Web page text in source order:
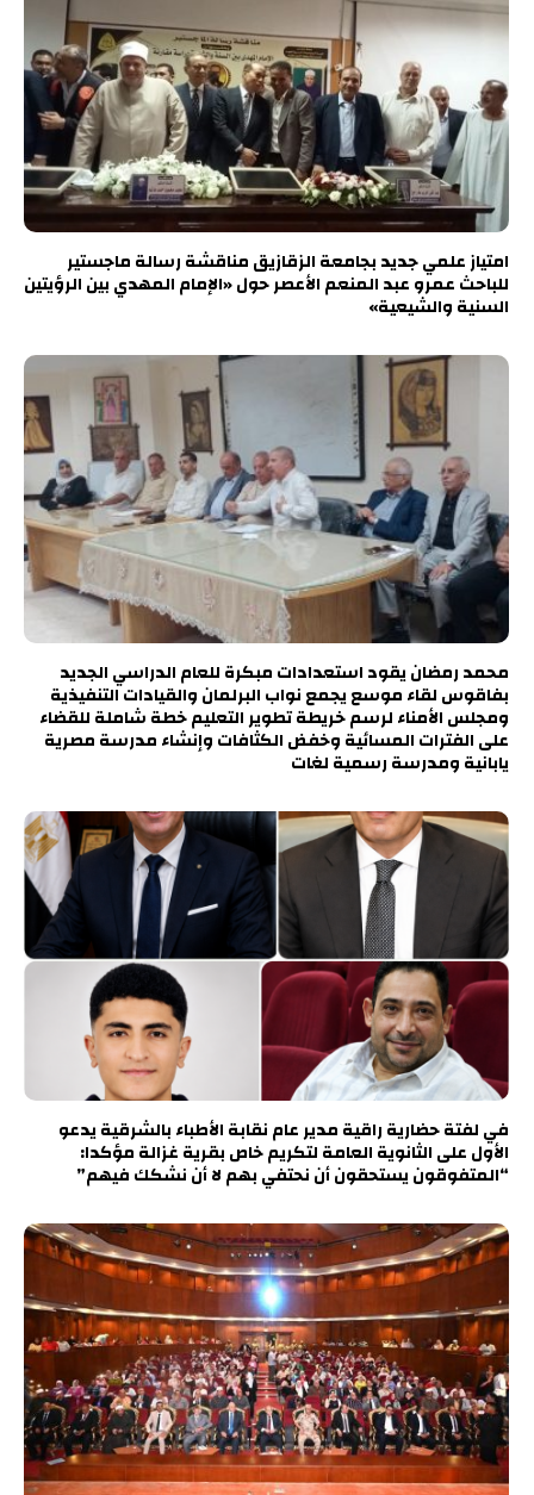
امتياز علمي جديد بجامعة الزقازيق مناقشة رسالة ماجستير
للباحث عمرو عبد المنعم الأعصر حول «الإمام المهدي بين الرؤيتين
السنية والشيعية»
محمد رمضان يقود استعدادات مبكرة للعام الدراسي الجديد
بفاقوس لقاء موسع يجمع نواب البرلمان والقيادات التنفيذية
ومجلس الأمناء لرسم خريطة تطوير التعليم خطة شاملة للقضاء
على الفترات المسائية وخفض الكثافات وإنشاء مدرسة مصرية
يابانية ومدرسة رسمية لغات
في لفتة حضارية راقية مدير عام نقابة الأطباء بالشرقية يدعو
الأول على الثانوية العامة لتكريم خاص بقرية غزالة مؤكدا:
“المتفوقون يستحقون أن نحتفي بهم لا أن نشكك فيهم”